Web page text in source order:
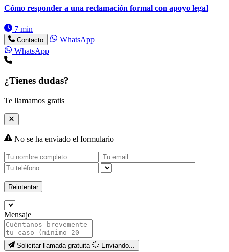
Cómo responder a una reclamación formal con apoyo legal
7 min
Contacto
WhatsApp
WhatsApp
¿Tienes dudas?
Te llamamos gratis
No se ha enviado el formulario
Reintentar
Mensaje
Solicitar llamada gratuita Enviando...